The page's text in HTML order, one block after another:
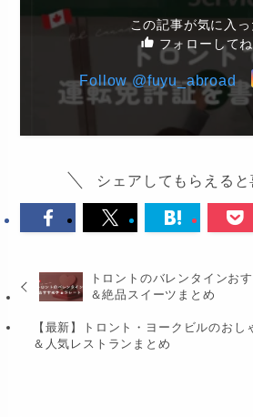
この記事が気に入っ
フォローして
Follow @fuyu_abroad
シェアしてもらえると
トロントのバレンタインお
＆絶品スイーツまとめ
【最新】トロント・ヨークビルのおし
＆人気レストランまとめ